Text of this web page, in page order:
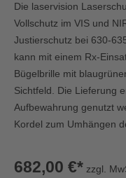
Die laservision
Vollschutz im VIS und
Justierschutz bei 630-
kann mit einem Rx-
Bügelbrille mit
Sichtfeld. Die Lieferung
Aufbewahrung genutzt
Kordel zum Umhängen
682,00 €* zzgl.